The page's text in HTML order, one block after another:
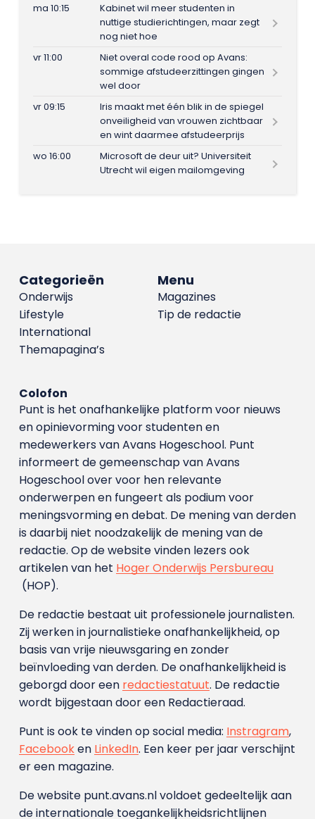
ma 10:15
Kabinet wil meer studenten in
nuttige studierichtingen, maar zegt
nog niet hoe
vr 11:00
Niet overal code rood op Avans:
sommige afstudeerzittingen gingen
wel door
vr 09:15
Iris maakt met één blik in de spiegel
onveiligheid van vrouwen zichtbaar
en wint daarmee afstudeerprijs
wo 16:00
Microsoft de deur uit? Universiteit
Utrecht wil eigen mailomgeving
Menu
Magazines
Tip de redactie
Categorieën
Onderwijs
Lifestyle
International
Themapagina’s
Colofon
Punt is het onafhankelijke platform voor nieuws
en opinievorming voor studenten en
medewerkers van Avans Hoge­school. Punt
informeert de gemeenschap van Avans
Hogeschool over voor hen relevante
onderwerpen en fungeert als podium voor
meningsvorming en debat. De mening van derden
is daarbij niet noodzakelijk de mening van de
redactie. Op de website vinden lezers ook
artikelen van het Hoger Onderwijs Persbureau
(HOP).
De redactie bestaat uit professionele journalisten.
Zij werken in journalistieke onafhankelijkheid, op
basis van vrije nieuwsgaring en zonder
beïnvloeding van derden. De onafhankelijkheid is
geborgd door een redactiestatuut. De redactie
wordt bijgestaan door een Redactieraad.
Punt is ook te vinden op social media: Instragram,
Facebooken LinkedIn. Een keer per jaar verschijnt
er een magazine.
De website punt.avans.nl voldoet gedeeltelijk aan
de internationale toegankelijkheidsrichtlijnen